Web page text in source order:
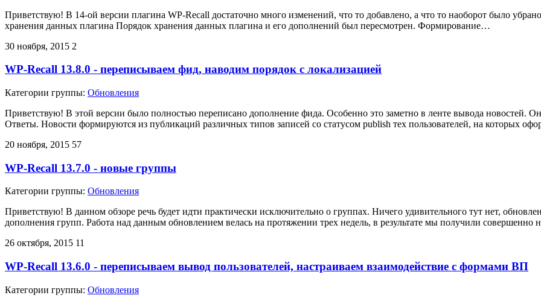
Приветствую! В 14-ой версии плагина WP-Recall достаточно много изменений, что то добавлено, а что то наоборот было
хранения данных плагина Порядок хранения данных плагина и его дополнений был пересмотрен. Формирование…
30 ноября, 2015 2
WP-Recall 13.8.0 - переписываем фид, наводим порядок с локализацией
Категории группы: Обновления
Приветствую! В этой версии было полностью переписано дополнение фида. Особенно это заметно в ленте вывода новостей.
Ответы. Новости формируются из публикаций различных типов записей со статусом publish тех пользователей, на которых
20 ноября, 2015 57
WP-Recall 13.7.0 - новые группы
Категории группы: Обновления
Приветствую! В данном обзоре речь будет идти практически исключительно о группах. Ничего удивительного тут нет,
дополнения групп. Работа над данным обновлением велась на протяжении трех недель, в результате мы получили
26 октября, 2015 11
WP-Recall 13.6.0 - переписываем вывод пользователей, настраиваем взаимодействие с формами ВП
Категории группы: Обновления